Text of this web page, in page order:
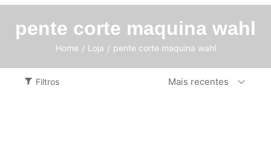
pente corte maquina wahl
Home / Loja / pente corte maquina wahl
Filtros Mais recentes